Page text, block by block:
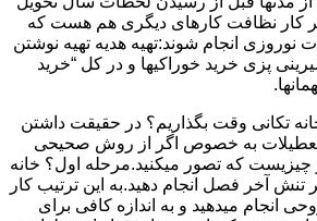
بر کار نظافت کارهای دیگری هم هست که
نوروزی انجام شوند:تهیه هدیه تهیه نوشتن
پزی خرید خوراکیها و در کل “خرید
تکانی وقت بگذاریم؟ در حقیقت داشتن
به خصوص اگر از روش صحیحی
چیزیست که تصور میکنید.مرحله اول؟ خانه
تنش آخر فصل انجام دهید.به این ترتیب کار
انجام میدهید و به اندازه کافی برای